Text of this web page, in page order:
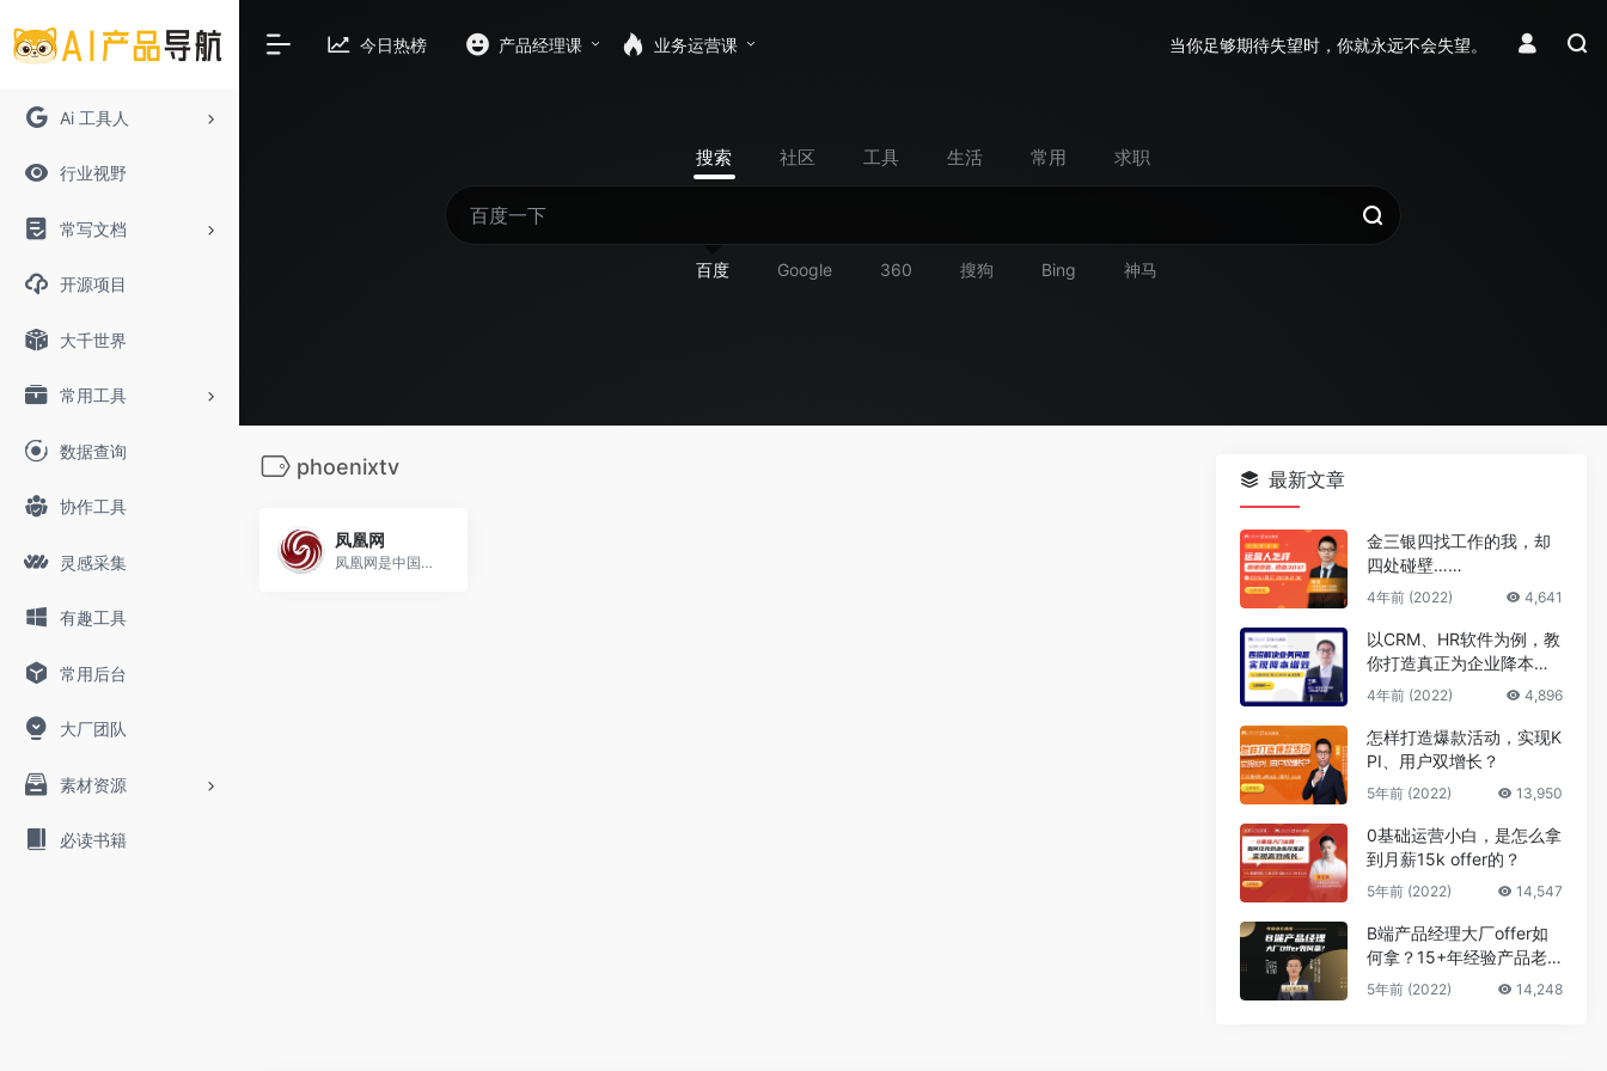
Ai 工具人
行业视野
常写文档
开源项目
大千世界
常用工具
数据查询
协作工具
灵感采集
有趣工具
常用后台
大厂团队
素材资源
必读书籍
今日热榜 产品经理课 业务运营课 当你足够期待失望时，你就永远不会失望。
搜索 社区 工具 生活 常用 求职
百度 Google 360 搜狗 Bing 神马
phoenixtv
凤凰网
凤凰网是中国领先的综合门户...
最新文章
金三银四找工作的我，却
四处碰壁……
4年前 (2022) 4,641
以CRM、HR软件为例，教
你打造真正为企业降本增
效的B端产品
4年前 (2022) 4,896
怎样打造爆款活动，实现K
PI、用户双增长？
5年前 (2022) 13,950
0基础运营小白，是怎么拿
到月薪15k offer的？
5年前 (2022) 14,547
B端产品经理大厂offer如
何拿？15+年经验产品老
司机告诉你答案
5年前 (2022) 14,248